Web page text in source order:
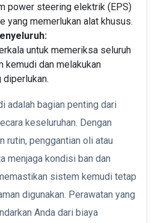
power steering elektrik (EPS)
yang memerlukan alat khusus.
untuk memeriksa seluruh
kemudi dan melakukan
diperlukan.
adalah bagian penting dari
keseluruhan. Dengan
rutin, penggantian oli atau
menjaga kondisi ban dan
sistem kemudi tetap
digunakan. Perawatan yang
Anda dari biaya